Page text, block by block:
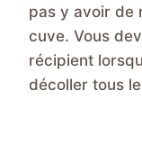
pas y avoir de
cuve. Vous
récipient
décoller tous